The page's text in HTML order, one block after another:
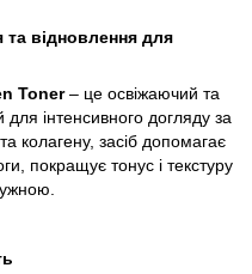
відновлення для
Toner– це освіжаючий та
інтенсивного догляду за
колагену, засіб допомагає
покращує тонус і текстуру